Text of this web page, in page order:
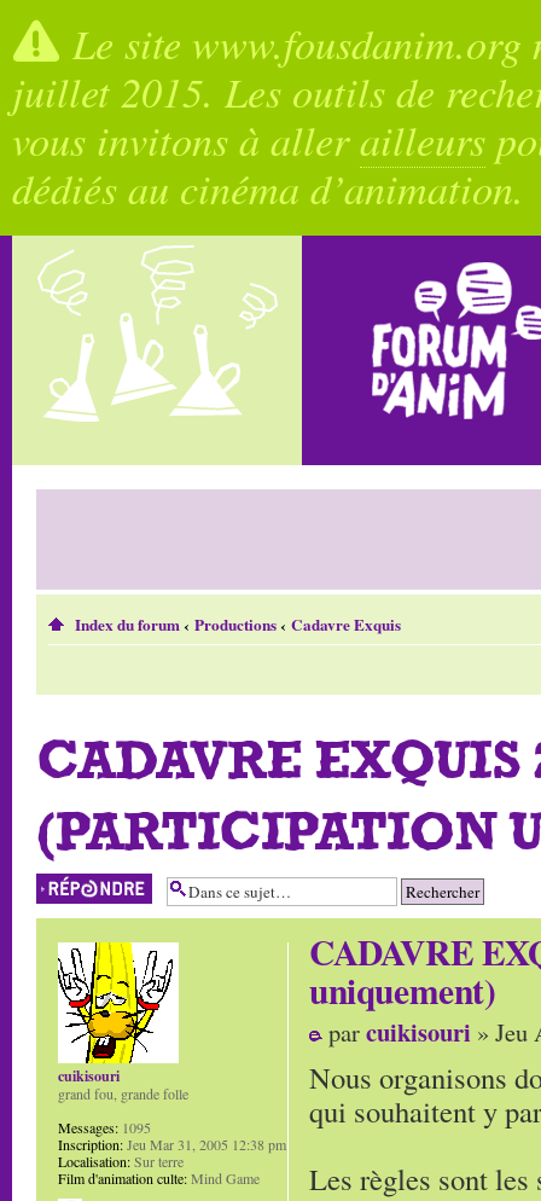
Le site
juillet 2015. Les outils de
vous invitons à allerailleurs
dédiés au cinéma d’animation.
Index du forum‹ Productions‹ Cadavre Exquis
CADAVRE EXQUIS
(PARTICIPATION
Répondre
CADAVRE
uniquement)
parcuikisouri » Jeu
Nous organisons
qui souhaitent y
Les règles sont les
cuikisouri
grand fou, grande folle
Messages: 1095
Inscription:Jeu Mar 31, 2005 12:38 pm
Localisation:Sur terre
Film d'animation culte:Mind Game